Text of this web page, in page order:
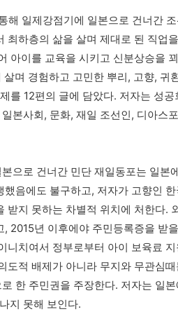
해 일제강점기에 일본으로 건너간
최하층의 삶을 살며 제대로 된 직업
아이를 교육을 시키고 신분상승을
며 경험하고 고민한 뿌리, 고향, 귀
를 12편의 글에 담았다. 저자는 성공
본사회, 문화, 재일 조선인, 디아스
으로 건너간 민단 재일동포는 일본
음에도 불구하고, 저자가 고향인
받지 못하는 차별적 위치에 처한다.
2015년 이후에야 주민등록증을 받
니치여서 정부로부터 아이 보육료 지
도적 배제가 아니라 무지와 무관심
한 주민권을 주장한다. 저자는 일
지 못해 보인다.